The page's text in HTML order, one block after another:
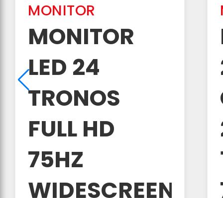
MONITOR
MONITOR
LED 24
TRONOS
FULL HD
75HZ
WIDESCREEN